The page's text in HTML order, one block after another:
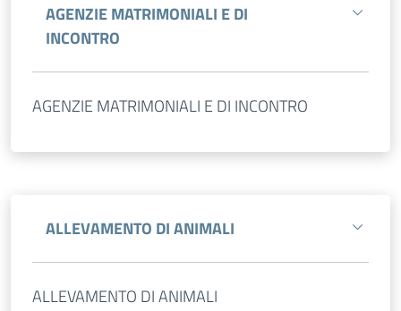
AGENZIE MATRIMONIALI E DI
INCONTRO
AGENZIE MATRIMONIALI E DI INCONTRO
ALLEVAMENTO DI ANIMALI
ALLEVAMENTO DI ANIMALI